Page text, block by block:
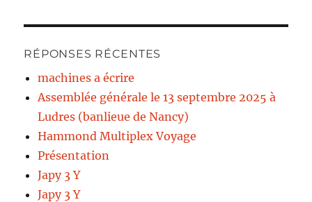
RÉPONSES RÉCENTES
machines a écrire
Assemblée générale le 13 septembre 2025 à
Ludres (banlieue de Nancy)
Hammond Multiplex Voyage
Présentation
Japy 3 Y
Japy 3 Y